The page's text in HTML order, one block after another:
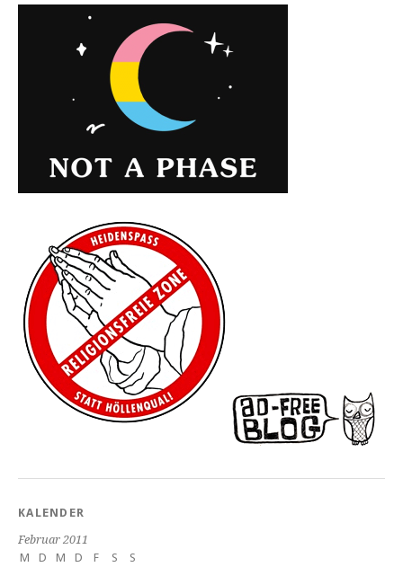
KALENDER
Februar 2011
M
D M D F S S